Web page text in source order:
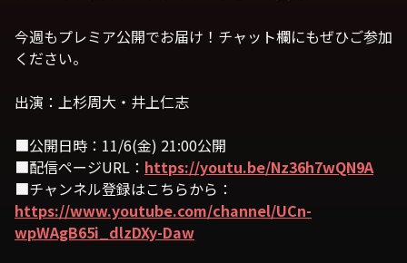
今週もプレミア公開でお届け！チャット欄にもぜひご参加
ください。
出演：上杉周大・井上仁志
■公開日時：11/6(金) 21:00公開
■配信ページURL： https://youtu.be/Nz36h7wQN9A
■チャンネル登録はこちらから：
https://www.youtube.com/channel/UCn-
wpWAgB65i_dlzDXy-Daw